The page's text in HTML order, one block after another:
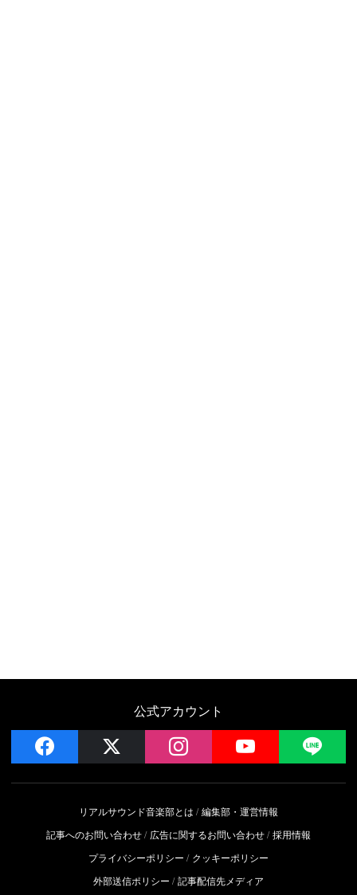
公式アカウント
facebook instagram YouTube
リアルサウンド音楽部とは
編集部・運営情報
記事へのお問い合わせ
広告に関するお問い合わせ 採用情報
プライバシーポリシー
クッキーポリシー
外部送信ポリシー
記事配信先メディア